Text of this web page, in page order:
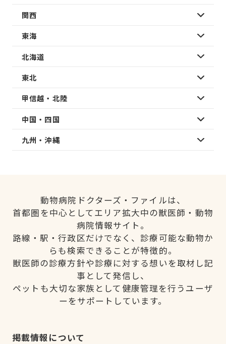
関西
東海
北海道
東北
甲信越・北陸
中国・四国
九州・沖縄
動物病院ドクターズ・ファイルは、
首都圏を中心としてエリア拡大中の獣医師・動物
病院情報サイト。
路線・駅・行政区だけでなく、診療可能な動物か
らも検索できることが特徴的。
獣医師の診療方針や診療に対する想いを取材し記
事として発信し、
ペットも大切な家族として健康管理を行うユーザ
ーをサポートしています。
掲載情報について